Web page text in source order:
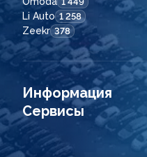
Li Auto 1 258
Zeekr 378
Информация
Сервисы